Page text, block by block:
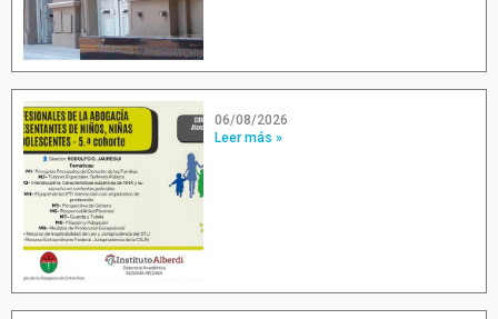
06/08/2026
Leer más »